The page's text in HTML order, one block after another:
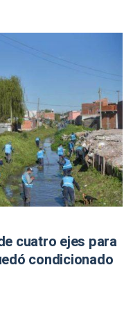
cuatro ejes para
condicionado